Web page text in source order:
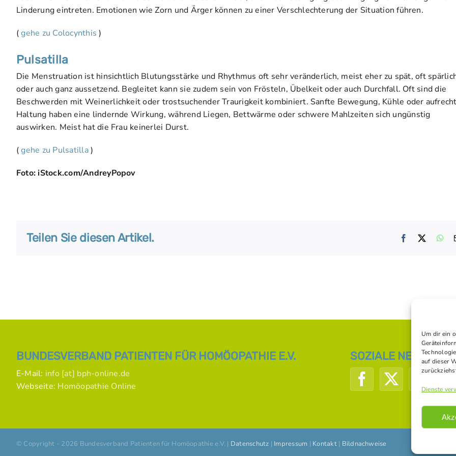
Um dir ein
auf dieser
Dienste
Linderung eintreten. Emotionen wie Zorn und Ärger können zu einer Verschlechterung der Situation führen.
(gehe zu Colocynthis )
Pulsatilla
Die Menstruation ist hinsichtlich Blutungsstärke und Rhythmus oft sehr veränderlich, meist eher zu spät, oft
oder auch ganz aussetzend. Begleitet kann sie zudem sein von Frösteln, Übelkeit oder auch Durchfall. Oft sind die
Beschwerden mit Weinerlichkeit oder trostsuchender Traurigkeit kombiniert. Sanfte Bewegung, Kühle oder
Haltung haben eine lindernde Wirkung, während Liegen, Bettwärme oder schwere Mahlzeiten sich ungünstig
auswirken. Meist hat die Frau keinerlei Durst.
(gehe zu Pulsatilla)
Foto: iStock.com/AndreyPopov
Teilen Sie diesen Artikel. Facebook
BUNDESVERBAND PATIENTEN FÜR HOMÖOPATHIE E.V.
E-Mail: info [at] bph-online.de
Webseite: Homöopathie Online
SOZIALE
© Copyright - 2026 Bundesverband Patienten für Homöopathie e.V. | Datenschutz | Impressum | Kontakt| Bildnachweise